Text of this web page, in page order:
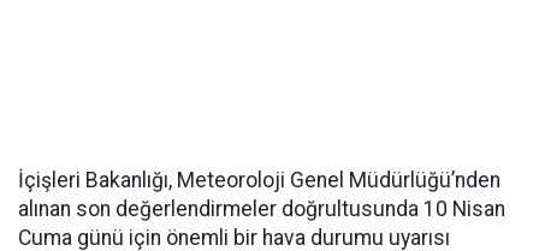
İçişleri Bakanlığı, Meteoroloji Genel Müdürlüğü’nden
alınan son değerlendirmeler doğrultusunda 10 Nisan
Cuma günü için önemli bir hava durumu uyarısı